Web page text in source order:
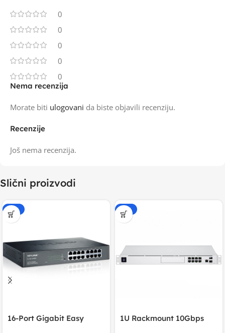
0
0
0
0
0
Recenzije
Još nema recenzija.
Nema recenzija
Morate biti ulogovani da biste objavili recenziju.
Slični proizvodi
-15%
16-Port Gigabit Easy
-20%
1U Rackmount 10Gbps